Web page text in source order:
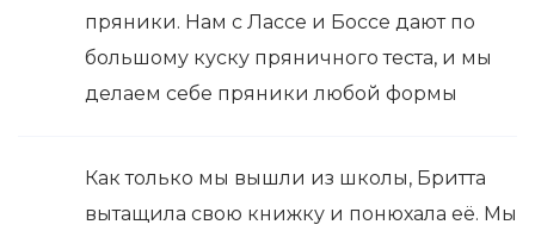
пряники. Нам с Лассе и Боссе дают по
большому куску пряничного теста, и мы
делаем себе пряники любой формы
Как только мы вышли из школы, Бритта
вытащила свою книжку и понюхала её. Мы